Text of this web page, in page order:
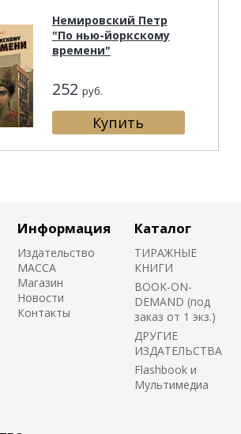
Немировский Петр
"По нью-йоркскому
времени"
252 руб.
Информация
Издательство
MACCA
Магазин
Новости
Контакты
Каталог
ТИРАЖНЫЕ
КНИГИ
BOOK-ON-
DEMAND (под
заказ от 1 экз.)
ДРУГИЕ
ИЗДАТЕЛЬСТВА
Flashbook и
Мультимедиа